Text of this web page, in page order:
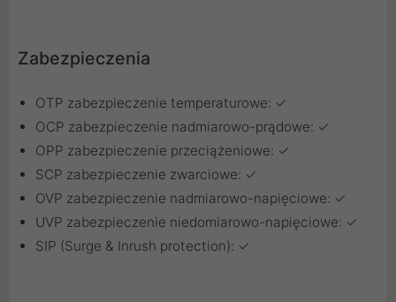
Zabezpieczenia
OTP zabezpieczenie temperaturowe: ✓
OCP zabezpieczenie nadmiarowo-prądowe: ✓
OPP zabezpieczenie przeciążeniowe: ✓
SCP zabezpieczenie zwarciowe: ✓
OVP zabezpieczenie nadmiarowo-napięciowe: ✓
UVP zabezpieczenie niedomiarowo-napięciowe: ✓
SIP (Surge & Inrush protection): ✓